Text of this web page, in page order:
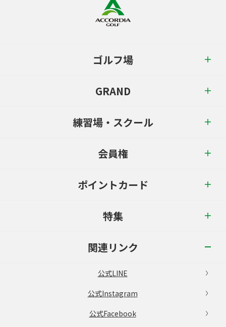
ゴルフ場
GRAND
練習場・スクール
会員権
ポイントカード
特集
関連リンク
公式LINE
公式Instagram
公式Facebook